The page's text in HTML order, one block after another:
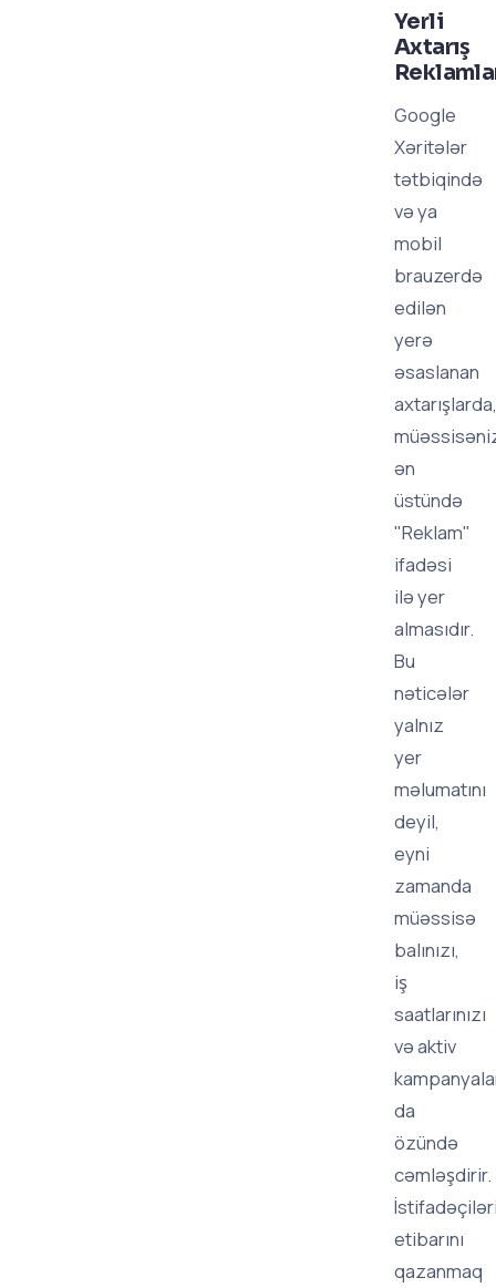
Yerli
Axtarış
Google
Xəritələr
tətbiqində
və ya
mobil
brauzerdə
edilən
yerə
əsaslanan
axtarışlarda,
ən
üstündə
"Reklam"
ifadəsi
ilə yer
almasıdır.
Bu
nəticələr
yalnız
yer
məlumatını
deyil,
eyni
zamanda
müəssisə
balınızı,
iş
saatlarınızı
və aktiv
da
özündə
cəmləşdirir.
etibarını
qazanmaq